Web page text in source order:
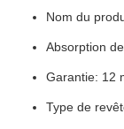
Nom du
Absorption
Garantie: 12
Type de